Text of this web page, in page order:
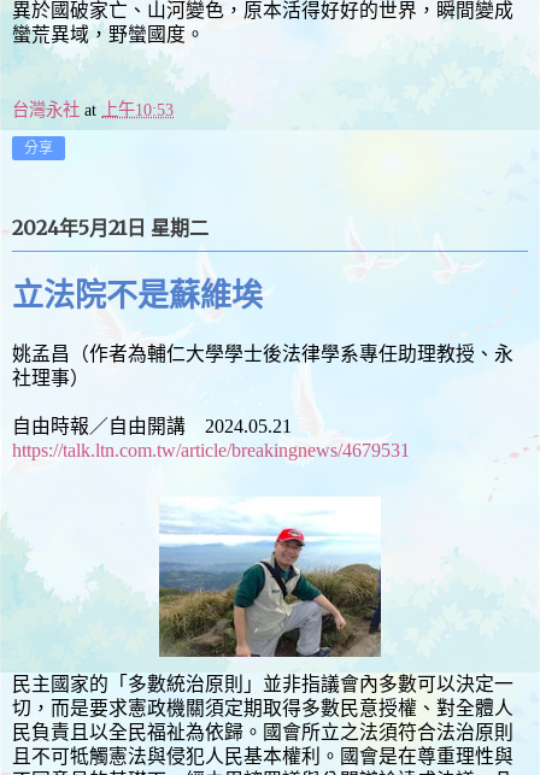
異於國破家亡、山河變色，原本活得好好的世界，瞬間變成
蠻荒異域，野蠻國度。
台灣永社 at 上午10:53
分享
2024年5月21日 星期二
立法院不是蘇維埃
姚孟昌（作者為輔仁大學學士後法律學系專任助理教授、永
社理事）
自由時報／自由開講 2024.05.21
https://talk.ltn.com.tw/article/breakingnews/4679531
民主國家的「多數統治原則」並非指議會內多數可以決定一
切，而是要求憲政機關須定期取得多數民意授權、對全體人
民負責且以全民福祉為依歸。國會所立之法須符合法治原則
且不可牴觸憲法與侵犯人民基本權利。國會是在尊重理性與